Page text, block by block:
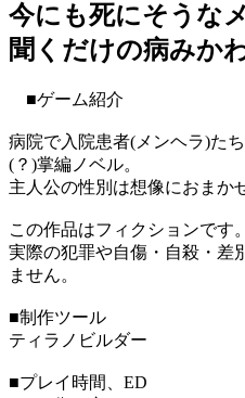
今にも死にそうな
聞くだけの病みか
■ゲーム紹介
病院で入院患者(メンヘラ)た
(？)掌編ノベル。
主人公の性別は想像におまか
この作品はフィクションです。
実際の犯罪や自傷・自殺・差
ません。
■制作ツール
ティラノビルダー
■プレイ時間、ED